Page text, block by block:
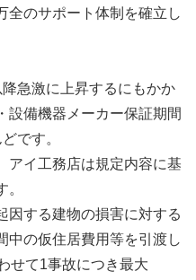
全のサポート体制を確立し
急激に上昇するにもかか
設備機器メーカー保証期間
です。
アイ工務店は規定内容に基
。
因する建物の損害に対する
中の仮住居費用等を引渡し
せて1事故につき最大